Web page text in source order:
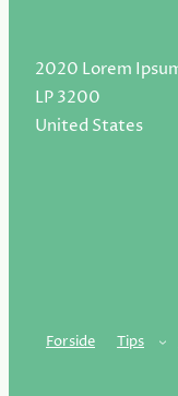
2020 Lorem
LP 3200
United States
Forside Tips